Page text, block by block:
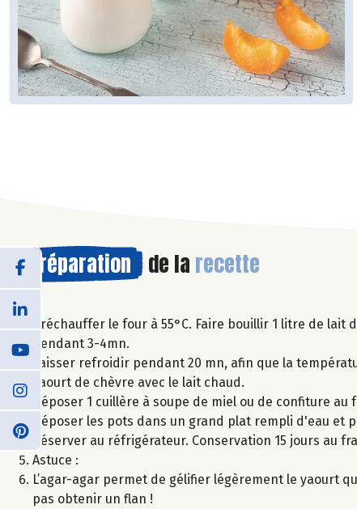
Préparation de la recette
Préchauffer le four à 55°C. Faire bouillir 1 litre de
pendant 3-4mn.
Laisser refroidir pendant 20 mn, afin que la
yaourt de chèvre avec le lait chaud.
Déposer 1 cuillère à soupe de miel ou de confiture
Déposer les pots dans un grand plat rempli d'eau
Réserver au réfrigérateur. Conservation 15 jours au
Astuce :
L’agar-agar permet de gélifier légèrement le yaourt
pas obtenir un flan !